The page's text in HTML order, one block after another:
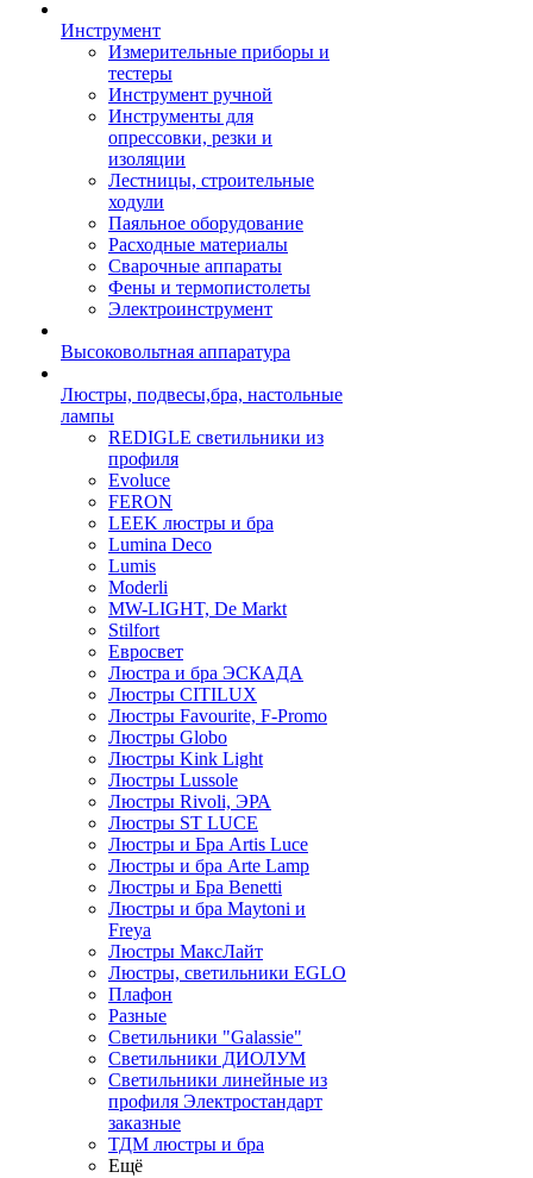
Инструмент
Измерительные приборы и
тестеры
Инструмент ручной
Инструменты для
опрессовки, резки и
изоляции
Лестницы, строительные
ходули
Паяльное оборудование
Расходные материалы
Сварочные аппараты
Фены и термопистолеты
Электроинструмент
Высоковольтная аппаратура
Люстры, подвесы,бра, настольные
лампы
REDIGLE светильники из
профиля
Evoluce
FERON
LEEK люстры и бра
Lumina Deco
Lumis
Moderli
MW-LIGHT, De Markt
Stilfort
Евросвет
Люстра и бра ЭСКАДА
Люстры CITILUX
Люстры Favourite, F-Promo
Люстры Globo
Люстры Kink Light
Люстры Lussole
Люстры Rivoli, ЭРА
Люстры ST LUCE
Люстры и Бра Artis Luce
Люстры и бра Arte Lamp
Люстры и Бра Benetti
Люстры и бра Maytoni и
Freya
Люстры МаксЛайт
Люстры, светильники EGLO
Плафон
Разные
Светильники "Galassie"
Светильники ДИОЛУМ
Светильники линейные из
профиля Электростандарт
заказные
ТДМ люстры и бра
Ещё